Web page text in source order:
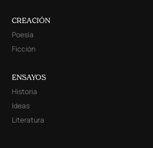
CREACIÓN
Poesía
Ficción
ENSAYOS
Historia
Ideas
Literatura